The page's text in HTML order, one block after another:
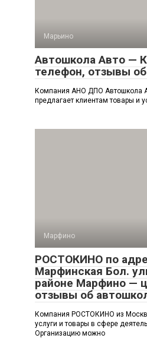
Марьино
Автошкола Авто —
телефон, отзывы
Компания АНО ДПО Автошкола
предлагает клиентам товары и
Марфино
РОСТОКИНО по
Марфинская Бол.
районе Марфино —
отзывы об
Компания РОСТОКИНО из
услуги и товары в сфере
Организацию можно